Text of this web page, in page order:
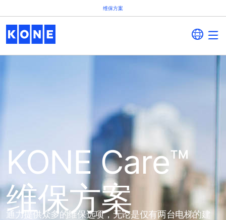
维保方案
KONE Care™
维保方案
通力提供众多的维保选项，无论是仅有两台电梯的建